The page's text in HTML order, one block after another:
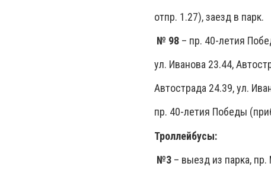
отпр. 1.27), заезд в парк.
№ 98 – пр. 40-летия
ул. Иванова 23.44,
Автострада 24.39, ул.
пр. 40-летия Победы
Троллейбусы:
№3 – выезд из парка,